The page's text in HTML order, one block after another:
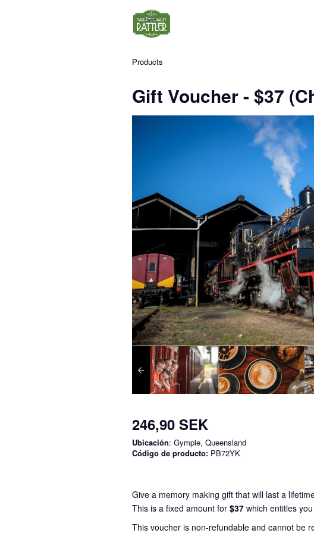
Products
Gift Voucher - $37
246,90 SEK
Ubicación: Gympie, Queensland
Código de producto: PB72YK
Give a memory making gift that will last a
This is a fixed amount for $37 which entitles
This voucher is non-refundable and cannot be